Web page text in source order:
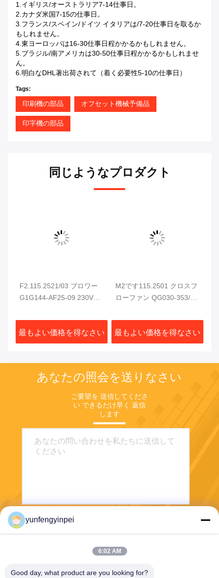
1.イギリス/オーストラリア7-14仕事日。
2.カナダ米国7-15の仕事日。
3.フランス/スペイン/ドイツ イタリアは/7-20仕事日を取るか
もしれません。
4.東ヨーロッパは16-30仕事日程かかるかもしれません。
5.ブラジル/南アメリカは30-50仕事日程かかるかもしれませ
ん。
6.明白なDHL著出荷されて（着く必要性5-10の仕事日）
Tags:
印刷機の部品 オフセット機械予備品
印字機の部品
同じようなプロダクト
F2.115.2521/03 ブロワー
G1G144-AF25-09 230VAC
SM74 XL75 印刷機用
最もよい価格を得なさい
M2です115.2501 クロスフ
ローファン QG030-353/14
電気キャビネット冷却扇
最もよい価格を得なさい
あなたの照会を送りなさい
ご要望を 送信してくださ
い できるだけ早く 返信
します
yunfengyinpei
6:02 AM
Good day, what product are you looking for?